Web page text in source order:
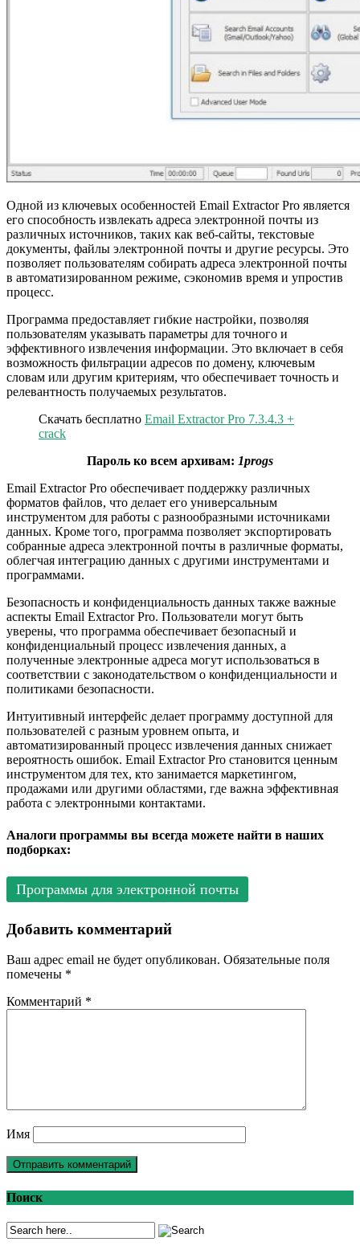
Одной из ключевых особенностей Email Extractor Pro является
его способность извлекать адреса электронной почты из
различных источников, таких как веб-сайты, текстовые
документы, файлы электронной почты и другие ресурсы. Это
позволяет пользователям собирать адреса электронной почты
в автоматизированном режиме, сэкономив время и упростив
процесс.
Программа предоставляет гибкие настройки, позволяя
пользователям указывать параметры для точного и
эффективного извлечения информации. Это включает в себя
возможность фильтрации адресов по домену, ключевым
словам или другим критериям, что обеспечивает точность и
релевантность получаемых результатов.
Скачать бесплатно Email Extractor Pro 7.3.4.3 +
crack
Пароль ко всем архивам: 1progs
Email Extractor Pro обеспечивает поддержку различных
форматов файлов, что делает его универсальным
инструментом для работы с разнообразными источниками
данных. Кроме того, программа позволяет экспортировать
собранные адреса электронной почты в различные форматы,
облегчая интеграцию данных с другими инструментами и
программами.
Безопасность и конфиденциальность данных также важные
аспекты Email Extractor Pro. Пользователи могут быть
уверены, что программа обеспечивает безопасный и
конфиденциальный процесс извлечения данных, а
полученные электронные адреса могут использоваться в
соответствии с законодательством о конфиденциальности и
политиками безопасности.
Интуитивный интерфейс делает программу доступной для
пользователей с разным уровнем опыта, и
автоматизированный процесс извлечения данных снижает
вероятность ошибок. Email Extractor Pro становится ценным
инструментом для тех, кто занимается маркетингом,
продажами или другими областями, где важна эффективная
работа с электронными контактами.
Аналоги программы вы всегда можете найти в наших
подборках:
Программы для электронной почты
Добавить комментарий
Ваш адрес email не будет опубликован. Обязательные поля
помечены *
Комментарий *
Имя
Поиск